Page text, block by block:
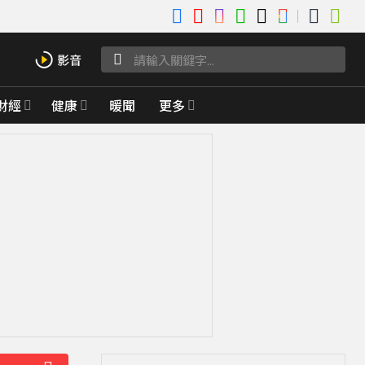
經 健康 暖聞 更多